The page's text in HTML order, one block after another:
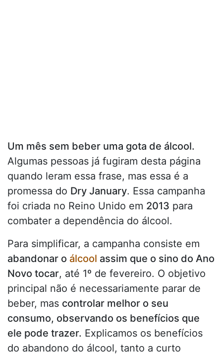
Um mês sem beber uma gota de álcool.
Algumas pessoas já fugiram desta página
quando leram essa frase, mas essa é a
promessa do Dry January. Essa campanha
foi criada no Reino Unido em 2013 para
combater a dependência do álcool.
Para simplificar, a campanha consiste em
abandonar o álcool assim que o sino do Ano
Novo tocar, até 1º de fevereiro. O objetivo
principal não é necessariamente parar de
beber, mas controlar melhor o seu
consumo, observando os benefícios que
ele pode trazer. Explicamos os benefícios
do abandono do álcool, tanto a curto